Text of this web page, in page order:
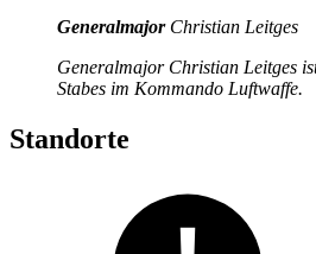
GeneralmajorChristian Leitges
Generalmajor Christian Leitges
Stabes im Kommando Luftwaffe.
Standorte